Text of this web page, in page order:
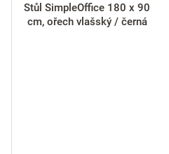
Stůl SimpleOffice 180 x 90
cm, ořech vlašský / černá